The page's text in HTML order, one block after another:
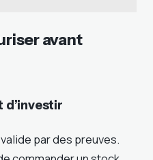
avant
d’investir
par des preuves.